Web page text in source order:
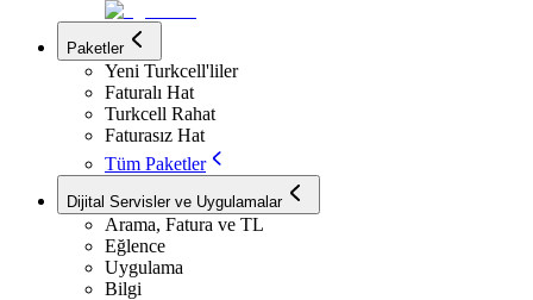
Paketler
Yeni Turkcell'liler
Faturalı Hat
Turkcell Rahat
Faturasız Hat
Tüm Paketler
Dijital Servisler ve Uygulamalar
Arama, Fatura ve TL
Eğlence
Uygulama
Bilgi